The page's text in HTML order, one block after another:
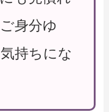
身分ゆ
持ちにな